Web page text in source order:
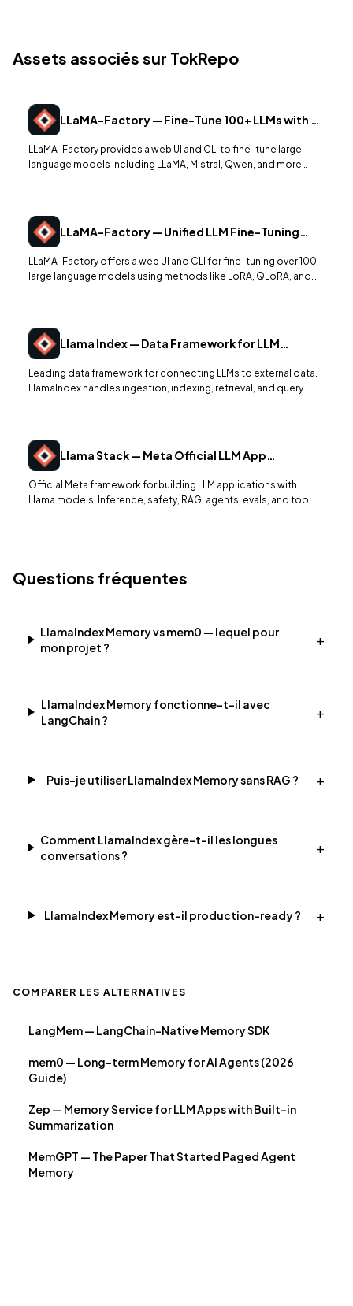
Assets associés sur TokRepo
LLaMA-Factory — Fine-Tune 100+ LLMs with a
LLaMA-Factory provides a web UI and CLI to fine-tune large
language models including LLaMA, Mistral, Qwen, and more
LLaMA-Factory — Unified LLM Fine-Tuning
LLaMA-Factory offers a web UI and CLI for fine-tuning over 100
large language models using methods like LoRA, QLoRA, and
Llama Index — Data Framework for LLM
Leading data framework for connecting LLMs to external data.
LlamaIndex handles ingestion, indexing, retrieval, and query
Llama Stack — Meta Official LLM App
Official Meta framework for building LLM applications with
Llama models. Inference, safety, RAG, agents, evals, and tool
Questions fréquentes
LlamaIndex Memory vs mem0 — lequel pour
mon projet ?
+
LlamaIndex Memory fonctionne-t-il avec
LangChain ?
+
Puis-je utiliser LlamaIndex Memory sans RAG ? +
Comment LlamaIndex gère-t-il les longues
conversations ?
+
LlamaIndex Memory est-il production-ready ? +
COMPARER LES ALTERNATIVES
LangMem — LangChain-Native Memory SDK
mem0 — Long-term Memory for AI Agents (2026
Guide)
Zep — Memory Service for LLM Apps with Built-in
Summarization
MemGPT — The Paper That Started Paged Agent
Memory